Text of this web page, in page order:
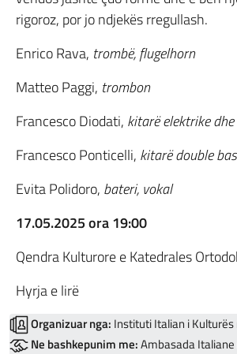
rigoroz, por jo ndjekës rregullash.
Enrico Rava, trombë, flugelhorn
Matteo Paggi, trombon
Francesco Diodati, kitarë elektrike
Francesco Ponticelli, kitarë double
Evita Polidoro, bateri, vokal
17.05.2025 ora 19:00
Qendra Kulturore e Katedrales
Hyrja e lirë
Organizuar nga: Instituti Italian i Kulturës
Ne bashkepunim me:Ambasada